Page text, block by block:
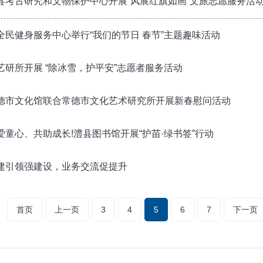
民健身服务中心举行“我们的节日 春节”主题趣味活动
研所开展 “除冰雪，护平安”志愿者服务活动
市文化馆联合常德市文化艺术研究所开展新春慰问活动
童心、共助成长!澧县图书馆开展“护苗·绿书签”行动
引领强建设，业务交流促提升
首页 上一页 3 4 5 6 7 下一页